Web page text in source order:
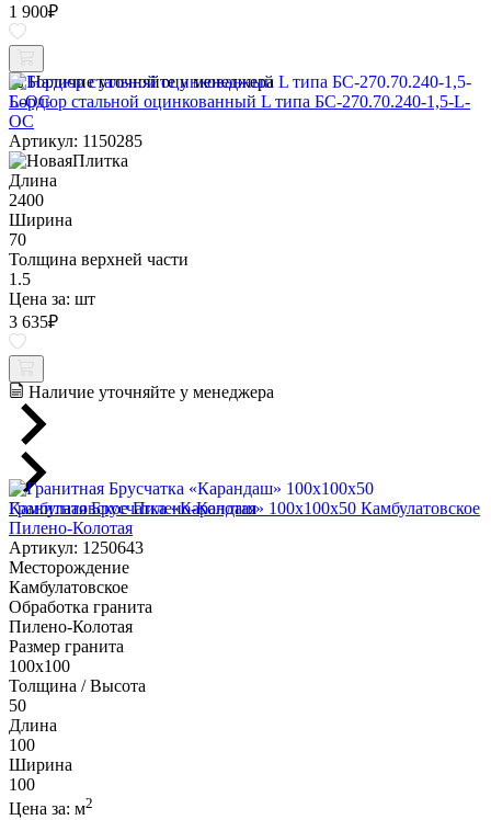
1 900₽
Наличие уточняйте у менеджера
Бордюр стальной оцинкованный L типа БС-270.70.240-1,5-L-
ОС
Артикул: 1150285
Длина
2400
Ширина
70
Толщина верхней части
1.5
Цена за: шт
3 635₽
Наличие уточняйте у менеджера
Гранитная Брусчатка «Карандаш» 100х100x50 Камбулатовское
Пилено-Колотая
Артикул: 1250643
Месторождение
Камбулатовское
Обработка гранита
Пилено-Колотая
Размер гранита
100х100
Толщина / Высота
50
Длина
100
Ширина
100
Цена за: м2